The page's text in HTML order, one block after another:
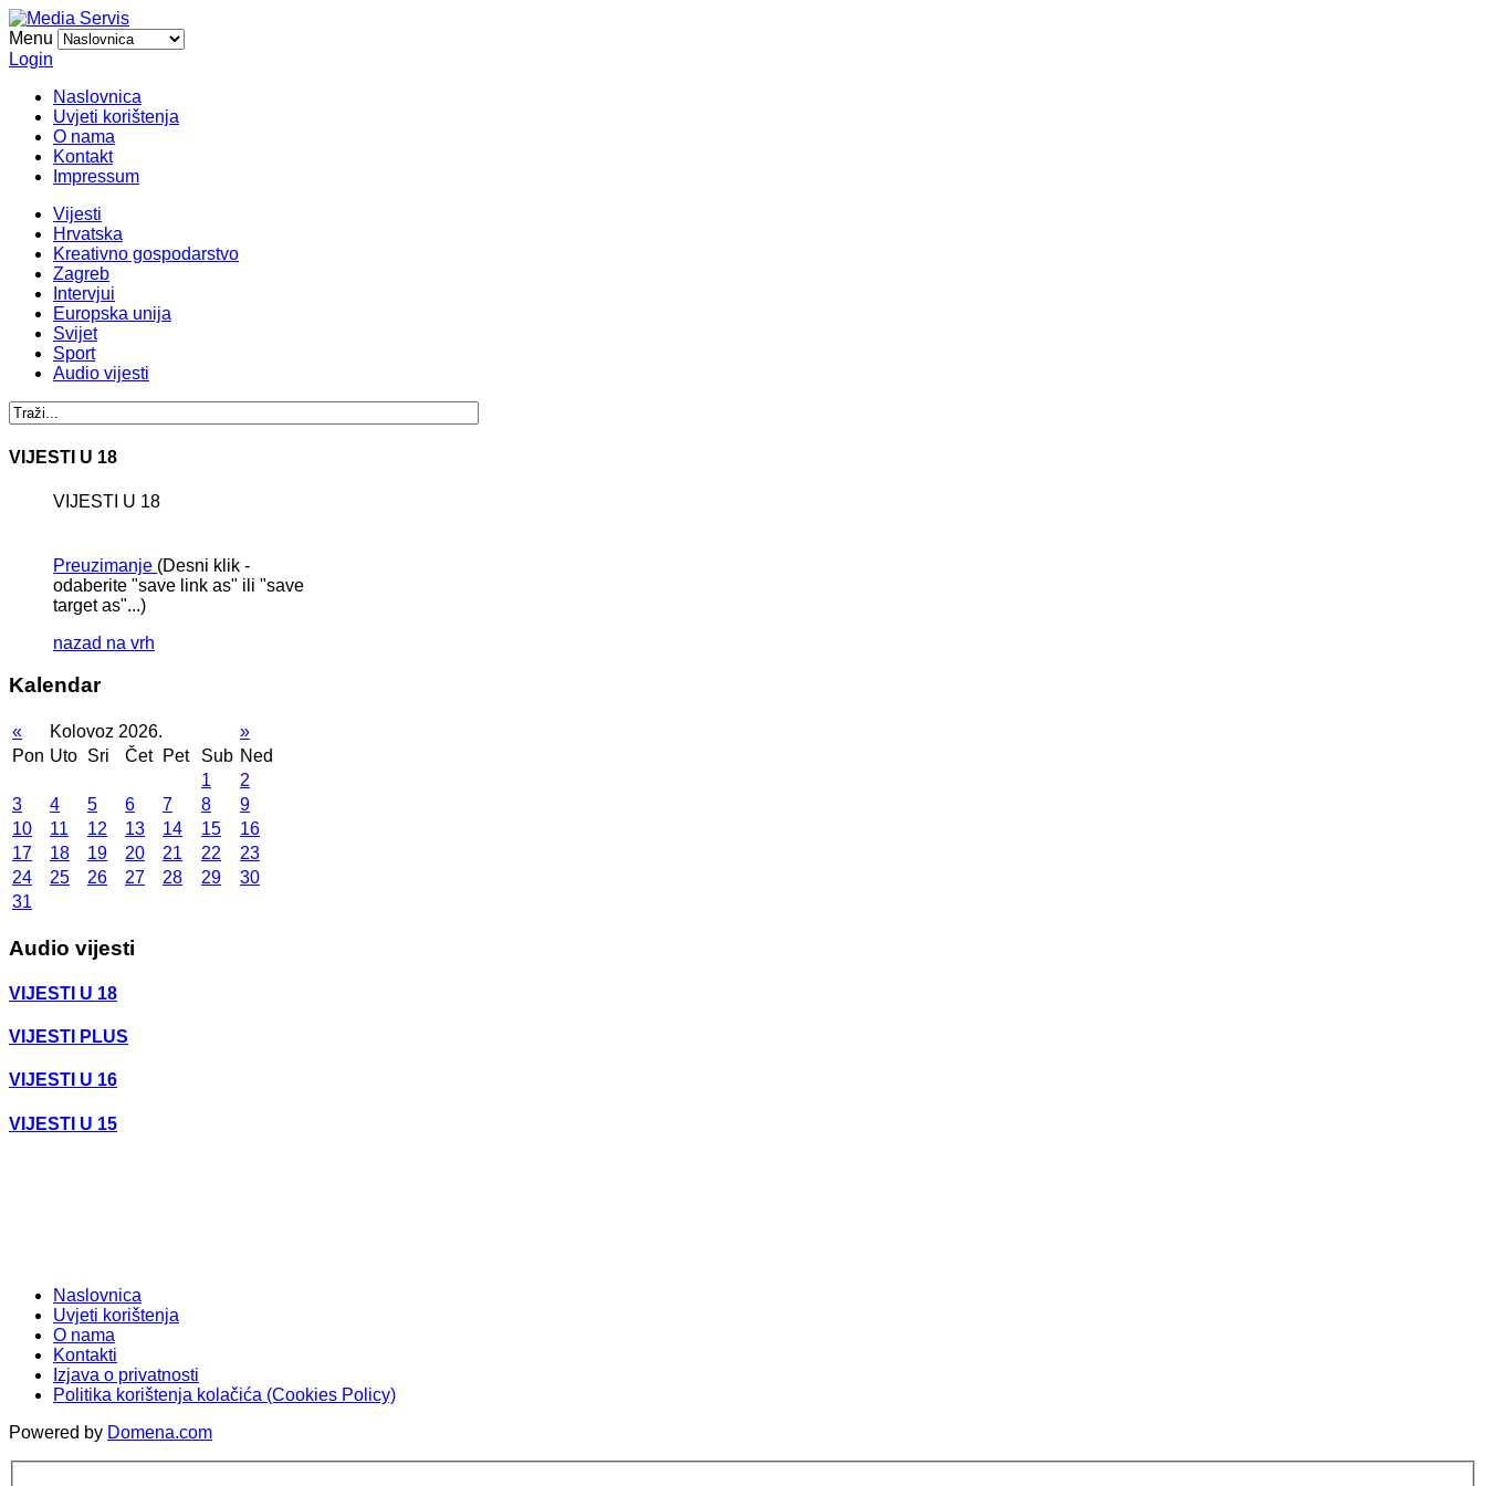
Menu
Login
Naslovnica
Uvjeti korištenja
O nama
Kontakt
Impressum
Vijesti
Hrvatska
Kreativno gospodarstvo
Zagreb
Intervjui
Europska unija
Svijet
Sport
Audio vijesti
VIJESTI U 18
VIJESTI U 18
Preuzimanje (Desni klik -
odaberite "save link as" ili "save
target as"...)
nazad na vrh
Kalendar
« Kolovoz 2026.
»
Pon Uto Sri Čet Pet Sub Ned
1
2
3
4 5 6 7 8
9
10
11 12 13 14 15
16
17
18 19 20 21 22
23
24
25 26 27 28 29
30
31
Audio vijesti
VIJESTI U 18
VIJESTI PLUS
VIJESTI U 16
VIJESTI U 15
Naslovnica
Uvjeti korištenja
O nama
Kontakti
Izjava o privatnosti
Politika korištenja kolačića (Cookies Policy)
Powered by Domena.com